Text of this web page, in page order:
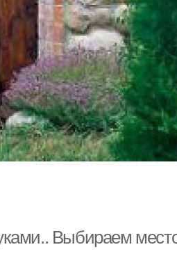
Выбираем